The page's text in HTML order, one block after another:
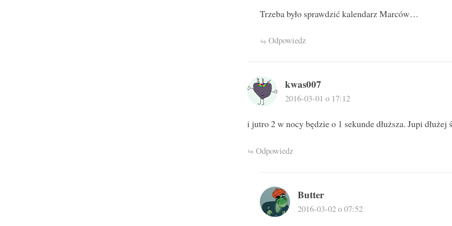
Trzeba było sprawdzić kalendarz Marców…
Odpowiedz
kwas007
2016-03-01 o 17:12
i jutro 2 w nocy będzie o 1 sekunde dłuższa. Jupi dłużej
Odpowiedz
Butter
2016-03-02 o 07:52